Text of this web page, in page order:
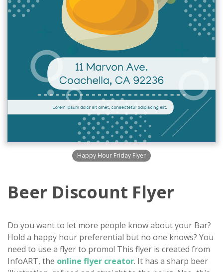
Happy Hour Friday Flyer
Beer Discount Flyer
Do you want to let more people know about your Bar?
Hold a happy hour preferential but no one knows? You
need to use a flyer to promo! This flyer is created from
InfoART, the online flyer creator. It has a sharp beer